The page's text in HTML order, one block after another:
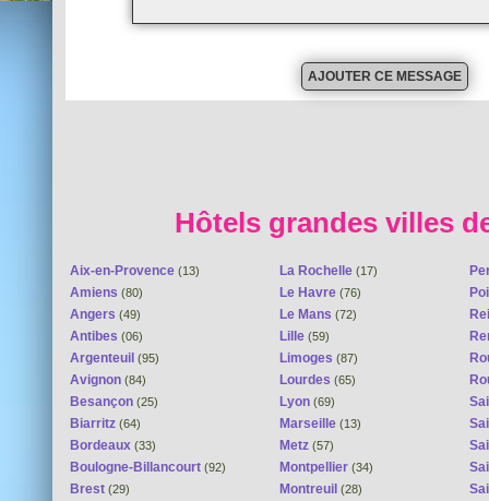
Hôtels grandes villes
Aix-en-Provence (13)
Amiens (80)
Angers (49)
Antibes (06)
Argenteuil (95)
Avignon (84)
Besançon (25)
Biarritz (64)
Bordeaux (33)
Boulogne-Billancourt (92)
Brest (29)
La Rochelle (17)
Le Havre (76)
Le Mans (72)
Lille (59)
Limoges (87)
Lourdes (65)
Lyon (69)
Marseille (13)
Metz (57)
Montpellier (34)
Montreuil (28)